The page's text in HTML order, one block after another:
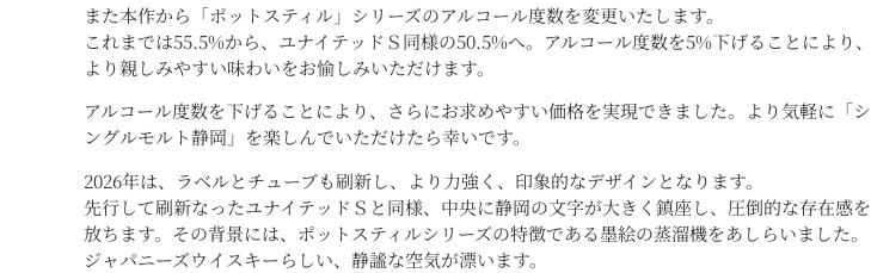
また本作から「ポットスティル」シリーズのアルコール度数を変更いたします。
これまでは55.5%から、ユナイテッドＳ同様の50.5%へ。アルコール度数を5%下げることにより、
より親しみやすい味わいをお愉しみいただけます。
アルコール度数を下げることにより、さらにお求めやすい価格を実現できました。より気軽に「シ
ングルモルト静岡」を楽しんでいただけたら幸いです。
2026年は、ラベルとチューブも刷新し、より力強く、印象的なデザインとなります。
先行して刷新なったユナイテッドＳと同様、中央に静岡の文字が大きく鎮座し、圧倒的な存在感を
放ちます。その背景には、ポットスティルシリーズの特徴である墨絵の蒸溜機をあしらいました。
ジャパニーズウイスキーらしい、静謐な空気が漂います。